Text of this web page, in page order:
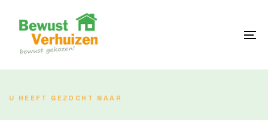
content
U HEEFT GEZOCHT NAAR